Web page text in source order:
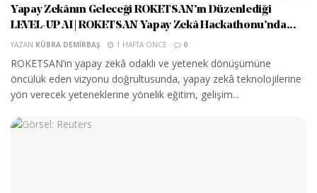
Yapay Zekânın Geleceği ROKETSAN’ın Düzenlediği
LEVEL-UP AI | ROKETSAN Yapay Zekâ Hackathonu’nda...
YAZAN KÜBRA DEMIRBAŞ 1 HAFTA ÖNCE 0
ROKETSAN’ın yapay zekâ odaklı ve yetenek dönüşümüne
öncülük eden vizyonu doğrultusunda, yapay zekâ teknolojilerine
yön verecek yeteneklerine yönelik eğitim, gelişim...